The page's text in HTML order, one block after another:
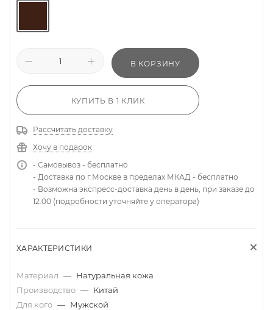
В КОРЗИНУ
КУПИТЬ В 1 КЛИК
Рассчитать доставку
Хочу в подарок
- Самовывоз - бесплатно
- Доставка по г.Москве в пределах МКАД - бесплатно
- Возможна экспресс-доставка день в день, при заказе до
12.00 (подробности уточняйте у оператора)
ХАРАКТЕРИСТИКИ
Материал — Натуральная кожа
Производство — Китай
Для кого — Мужской